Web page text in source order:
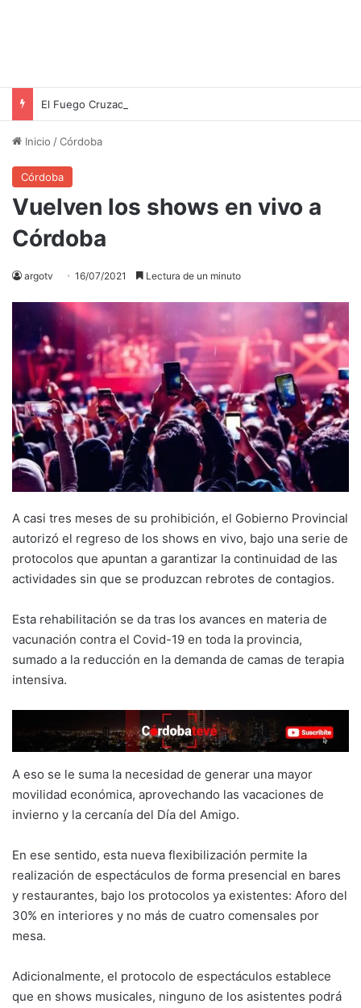
Inicio /Córdoba
Córdoba
Vuelven los shows en vivo a
Córdoba
argotv 16/07/2021 Lectura de un minuto
A casi tres meses de su prohibición, el Gobierno Provincial
autorizó el regreso de los shows en vivo, bajo una serie de
protocolos que apuntan a garantizar la continuidad de las
actividades sin que se produzcan rebrotes de contagios.
Esta rehabilitación se da tras los avances en materia de
vacunación contra el Covid-19 en toda la provincia,
sumado a la reducción en la demanda de camas de terapia
intensiva.
A eso se le suma la necesidad de generar una mayor
movilidad económica, aprovechando las vacaciones de
invierno y la cercanía del Día del Amigo.
En ese sentido, esta nueva flexibilización permite la
realización de espectáculos de forma presencial en bares
y restaurantes, bajo los protocolos ya existentes: Aforo del
30% en interiores y no más de cuatro comensales por
mesa.
Adicionalmente, el protocolo de espectáculos establece
que en shows musicales, ninguno de los asistentes podrá